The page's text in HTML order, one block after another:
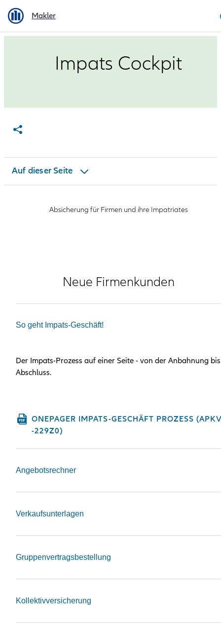
Makler
Impats Cockpit
Auf dieser Seite
Ansprechpartner
Absicherung für Firmen und ihre Impatriates
Neue Firmenkunden
So geht Impats-Geschäft!
Der Impats-Prozess auf einer Seite - von der Anbahnung
Abschluss.
ONEPAGER IMPATS-GESCHÄFT PROZESS
-229Z0)
Angebotsrechner
Verkaufsunterlagen
Gruppenvertragsbestellung
Kollektivversicherung